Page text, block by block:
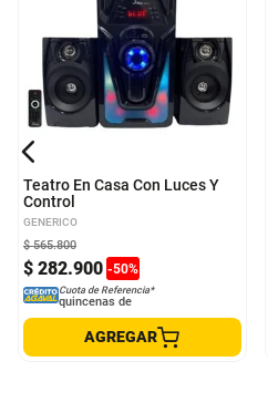
Teatro En Casa Con Luces Y
Control
GENERICO
$ 282.900 -50%
$ 565.800
Cuota de Referencia*
quincenas de
AGREGAR